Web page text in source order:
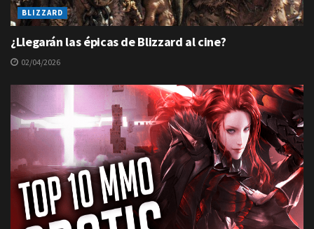
BLIZZARD
¿Llegarán las épicas de Blizzard al cine?
02/04/2026